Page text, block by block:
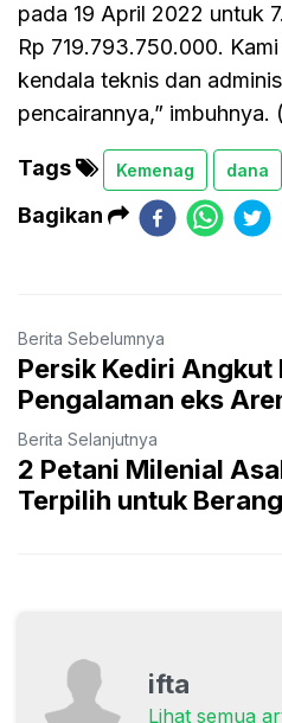
pada 19 April 2022 untuk
Rp 719.793.750.000.
kendala teknis dan
pencairannya,” imbuhnya.
Tags Kemenag dana
Bagikan
Berita Sebelumnya
Persik Kediri Angkut
Pengalaman eks
Berita Selanjutnya
2 Petani Milenial
Terpilih untuk
ifta
Lihat semua